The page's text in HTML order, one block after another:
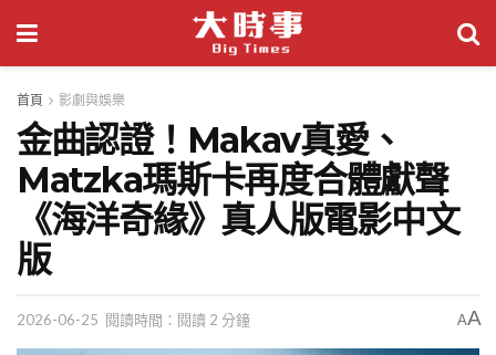
首頁 影劇與娛樂
金曲認證！Makav真愛、
Matzka瑪斯卡再度合體獻聲
《海洋奇緣》真人版電影中文
版
2026-06-25 閱讀時間：閱讀 2 分鐘 AA